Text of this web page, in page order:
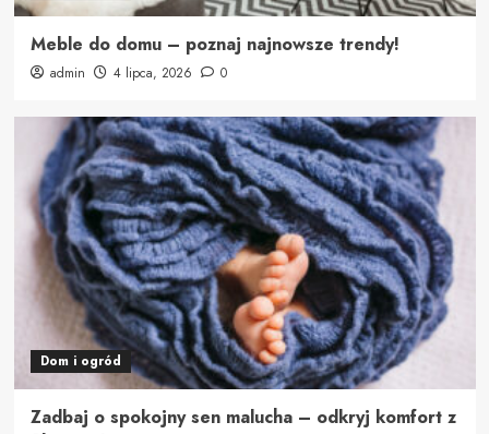
Meble do domu – poznaj najnowsze trendy!
admin 4 lipca, 2026 0
Dom i ogród
Zadbaj o spokojny sen malucha – odkryj komfort z